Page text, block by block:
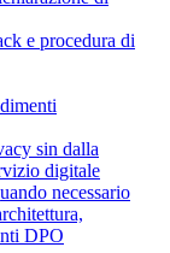
e procedura di
sin dalla
digitale
necessario
DPO